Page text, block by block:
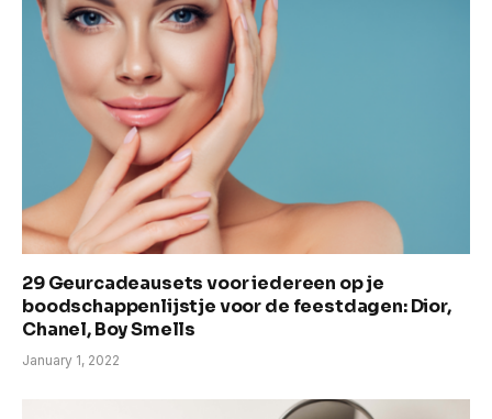
29 Geurcadeausets voor iedereen op je
boodschappenlijstje voor de feestdagen: Dior,
Chanel, Boy Smells
January 1, 2022